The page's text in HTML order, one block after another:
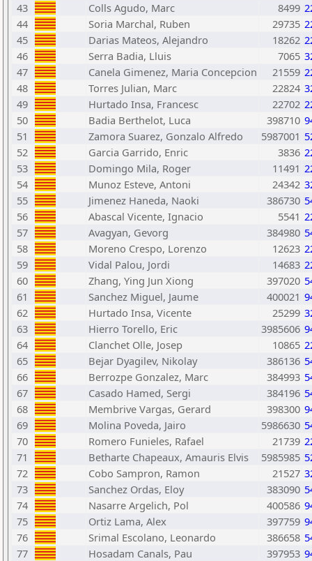
43
Colls Agudo, Marc 8499
44
Soria Marchal, Ruben 29735
45
Darias Mateos, Alejandro 18262
46
Serra Badia, Lluis 7065
47
Canela Gimenez, Maria Concepcion 21559
48
Torres Julian, Marc 22824
49
Hurtado Insa, Francesc 22702
50
Badia Berthelot, Luca 398710
51
Zamora Suarez, Gonzalo Alfredo 5987001
52
Garcia Garrido, Enric 3836
53
Domingo Mila, Roger 11491
54
Munoz Esteve, Antoni 24342
55
Jimenez Haneda, Naoki 386730
56
Abascal Vicente, Ignacio 5541
57
Avagyan, Gevorg 384980
58
Moreno Crespo, Lorenzo 12623
59
Vidal Palou, Jordi 14683
60
Zhang, Ying Jun Xiong 397020
61
Sanchez Miguel, Jaume 400021
62
Hurtado Insa, Vicente 25299
63
Hierro Torello, Eric 3985606
64
Clanchet Olle, Josep 10865
65
Bejar Dyagilev, Nikolay 386136
66
Berrozpe Gonzalez, Marc 384993
67
Casado Hamed, Sergi 384196
68
Membrive Vargas, Gerard 398300
69
Molina Poveda, Jairo 5986630
70
Romero Funieles, Rafael 21739
71
Betharte Chapeaux, Amauris Elvis 5985985
72
Cobo Sampron, Ramon 21527
73
Sanchez Ordas, Eloy 383090
74
Nasarre Argelich, Pol 400586
75
Ortiz Lama, Alex 397759
76
Srimal Escolano, Leonardo 386658
77
Hosadam Canals, Pau 397953